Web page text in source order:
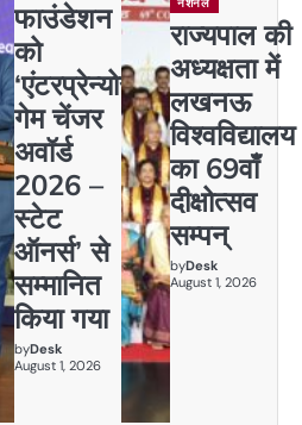
फाउंडेशन
को
‘एंटरप्रेन्योर
गेम चेंजर
अवॉर्ड
2026 –
स्टेट
ऑनर्स’ से
सम्मानित
किया गया
byDesk
August 1, 2026
राज्यपाल की
अध्यक्षता में
लखनऊ
विश्वविद्यालय
का 69वाँ
दीक्षोत्सव
सम्पन्
byDesk
August 1, 2026